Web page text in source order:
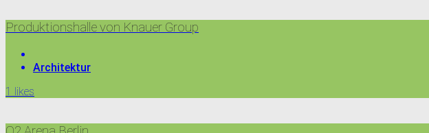
Produktionshalle von Knauer Group
Architektur
1 likes